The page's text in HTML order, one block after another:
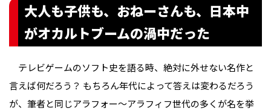
大人も子供も、おねーさんも、日本中
がオカルトブームの渦中だった
テレビゲームのソフト史を語る時、絶対に外せない名作と
言えば何だろう？ もちろん年代によって答えは変わるだろう
が、筆者と同じアラフォー〜アラフィフ世代の多くが名を挙